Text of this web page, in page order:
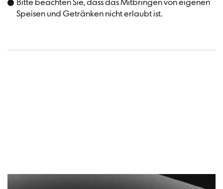
Bitte beachten Sie, dass das Mitbringen von eigenen
Speisen und Getränken nicht erlaubt ist.